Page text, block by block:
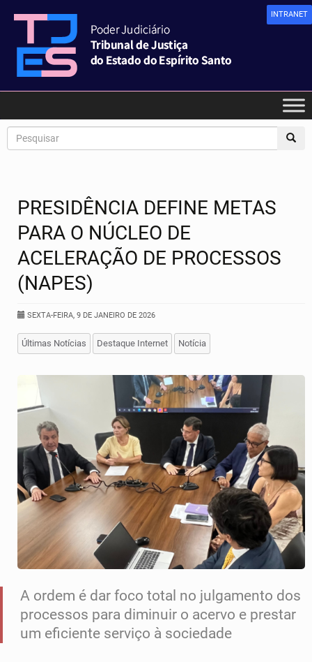
INTRANET
PRESIDÊNCIA DEFINE METAS
PARA O NÚCLEO DE
ACELERAÇÃO DE PROCESSOS
(NAPES)
SEXTA-FEIRA, 9 DE JANEIRO DE 2026
Últimas Notícias Destaque Internet Notícia
A ordem é dar foco total no julgamento dos
processos para diminuir o acervo e prestar
um eficiente serviço à sociedade